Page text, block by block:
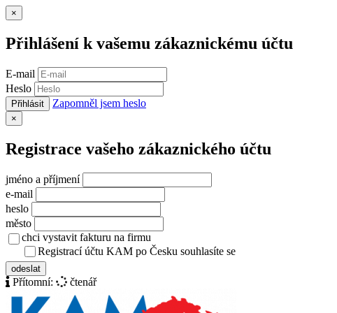
×
Přihlášení k vašemu zákaznickému účtu
E-mail
Heslo
Přihlásit Zapomněl jsem heslo
×
Registrace vašeho zákaznického účtu
jméno a příjmení
e-mail
heslo
město
chci vystavit fakturu na firmu
Registrací účtu KAM po Česku souhlasíte se
odeslat
Přítomní: čtenář